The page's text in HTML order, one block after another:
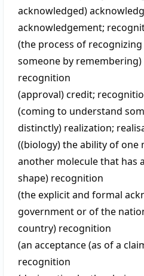
acknowledged)
acknowledgement;
(the process of
someone by remembering)
recognition
(approval)credit;
(coming to understand
distinctly) realization;
((biology) the ability of one
another molecule that has
shape) recognition
(the explicit and formal
government or of the
country) recognition
(an acceptance (as of a
recognition